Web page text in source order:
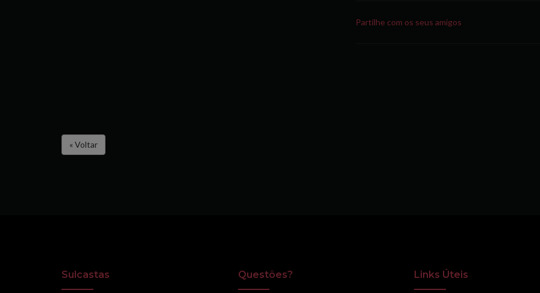
Partilhe com os seus amigos
« Voltar
Sulcastas Questões? Links Úteis